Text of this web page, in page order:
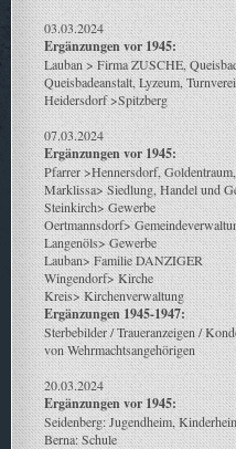
03.03.2024
Ergänzungen vor 1945:
Lauban > Firma ZUSCHE,
Queisbadeanstalt, Lyzeum,
Heidersdorf >Spitzberg
07.03.2024
Ergänzungen vor 1945:
Pfarrer >Hennersdorf,
Marklissa> Siedlung, Handel und
Steinkirch> Gewerbe
Oertmannsdorf>
Langenöls> Gewerbe
Lauban> Familie DANZIGER
Wingendorf> Kirche
Kreis> Kirchenverwaltung
Ergänzungen 1945-1947:
Sterbebilder / Traueranzeigen /
von Wehrmachtsangehörigen
20.03.2024
Ergänzungen vor 1945:
Seidenberg: Jugendheim,
Berna: Schule